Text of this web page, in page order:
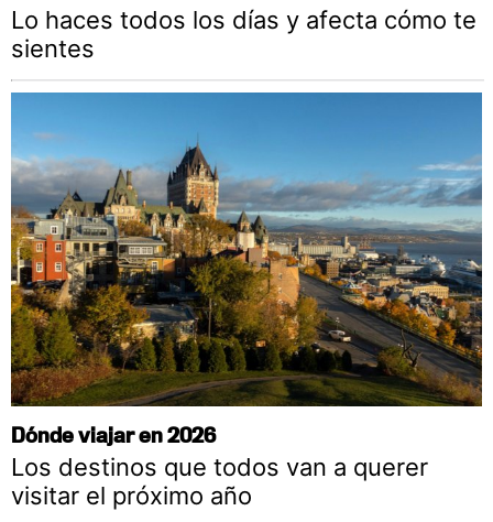
Lo haces todos los días y afecta cómo te
sientes
Dónde viajar en 2026
Los destinos que todos van a querer
visitar el próximo año